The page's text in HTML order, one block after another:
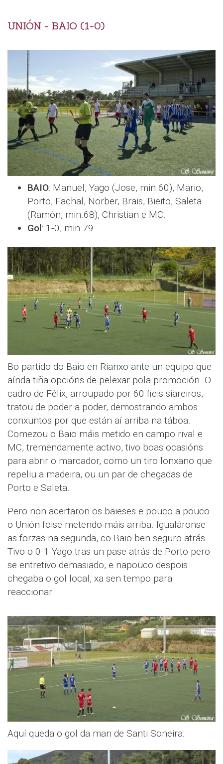
UNIÓN - BAIO (1-0)
BAIO: Manuel, Yago (Jose, min.60), Mario,
Porto, Fachal, Norber, Brais, Bieito, Saleta
(Ramón, min.68), Christian e MC.
Gol: 1-0, min.79.
Bo partido do Baio en Rianxo ante un equipo que
aínda tiña opcións de pelexar pola promoción. O
cadro de Félix, arroupado por 60 fieis siareiros,
tratou de poder a poder, demostrando ambos
conxuntos por que están aí arriba na táboa.
Comezou o Baio máis metido en campo rival e
MC, tremendamente activo, tivo boas ocasións
para abrir o marcador, como un tiro lonxano que
repeliu a madeira, ou un par de chegadas de
Porto e Saleta.
Pero non acertaron os baieses e pouco a pouco
o Unión foise metendo máis arriba. Igualáronse
as forzas na segunda, co Baio ben seguro atrás.
Tivo o 0-1 Yago tras un pase atrás de Porto pero
se entretivo demasiado, e napouco despois
chegaba o gol local, xa sen tempo para
reaccionar.
Aquí queda o gol da man de Santi Soneira: